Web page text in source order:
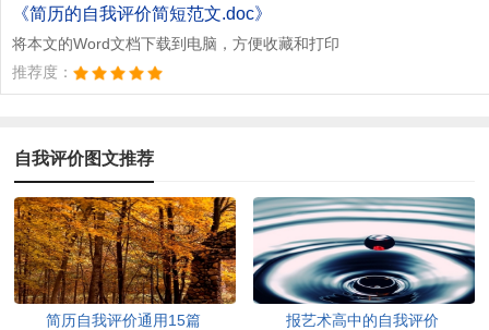
《简历的自我评价简短范文.doc》
将本文的Word文档下载到电脑，方便收藏和打印
推荐度：
自我评价图文推荐
简历自我评价通用15篇 报艺术高中的自我评价